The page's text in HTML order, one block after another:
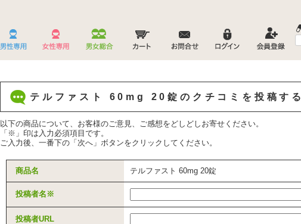
テルファスト 60mg 20錠のクチコミを投稿する
以下の商品について、お客様のご意見、ご感想をどしどしお寄せください。
「 ※ 」印は入力必須項目です。
ご入力後、一番下の「次へ」ボタンをクリックしてください。
商品名 テルファスト 60mg 20錠
投稿者名 ※
投稿者URL